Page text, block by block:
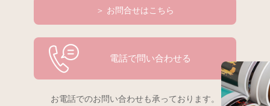
＞ お問合せはこちら
電話で問い合わせる
お電話でのお問い合わせも承っております。